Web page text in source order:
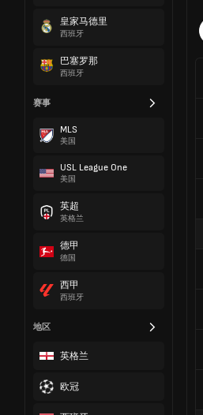
皇家马德里
西班牙
巴塞罗那
西班牙
赛事
MLS
美国
USL League One
美国
英超
英格兰
德甲
德国
西甲
西班牙
地区
英格兰
欧冠